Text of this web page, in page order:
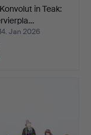
in Teak:
Jan 2026